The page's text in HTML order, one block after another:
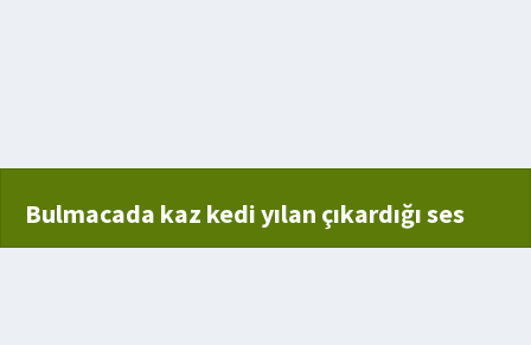
Bulmacada kaz kedi yılan çıkardığı ses